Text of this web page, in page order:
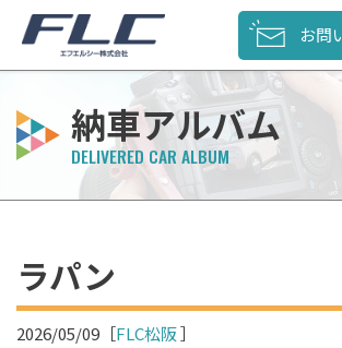
お問
納車アルバム
ラパン
2026/05/09 ［FLC松阪］